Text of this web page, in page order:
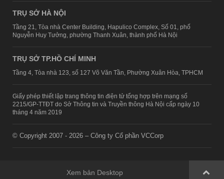
TRỤ SỞ HÀ NỘI
Tầng 21, Tòa nhà Center Building, Hapulico Complex, Số 01, phố
Nguyễn Huy Tưởng, phường Thanh Xuân, thành phố Hà Nội
TRỤ SỞ TP.HỒ CHÍ MINH
Tầng 4, Tòa nhà 123, số 127 Võ Văn Tần, Phường Xuân Hòa, TPHCM
Giấy phép thiết lập trang thông tin điện tử tổng hợp trên mạng số
2215/GP-TTĐT do Sở Thông tin và Truyền thông Hà Nội cấp ngày 10
tháng 4 năm 2019
© Copyright 2007 - 2026 – Công ty Cổ phần VCCorp
Xem bản Desktop